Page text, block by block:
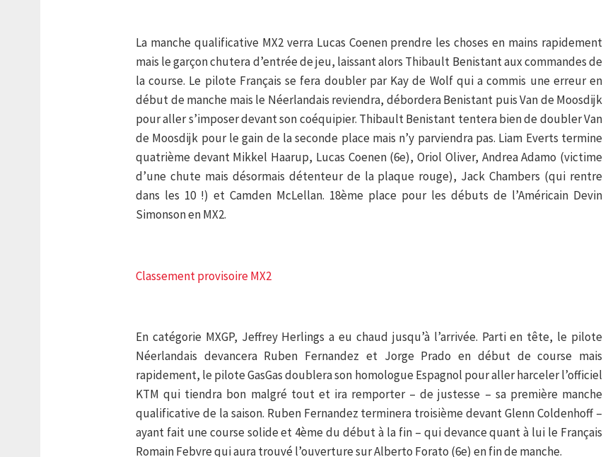
La manche qualificative MX2 verra Lucas Coenen prendre les choses en mains rapidement
mais le garçon chutera d’entrée de jeu, laissant alors Thibault Benistant aux commandes de
la course. Le pilote Français se fera doubler par Kay de Wolf qui a commis une erreur en
début de manche mais le Néerlandais reviendra, débordera Benistant puis Van de Moosdijk
pour aller s’imposer devant son coéquipier. Thibault Benistant tentera bien de doubler Van
de Moosdijk pour le gain de la seconde place mais n’y parviendra pas. Liam Everts termine
quatrième devant Mikkel Haarup, Lucas Coenen (6e), Oriol Oliver, Andrea Adamo (victime
d’une chute mais désormais détenteur de la plaque rouge), Jack Chambers (qui rentre
dans les 10 !) et Camden McLellan. 18ème place pour les débuts de l’Américain Devin
Simonson en MX2.
Classement provisoire MX2
En catégorie MXGP, Jeffrey Herlings a eu chaud jusqu’à l’arrivée. Parti en tête, le pilote
Néerlandais devancera Ruben Fernandez et Jorge Prado en début de course mais
rapidement, le pilote GasGas doublera son homologue Espagnol pour aller harceler l’officiel
KTM qui tiendra bon malgré tout et ira remporter – de justesse – sa première manche
qualificative de la saison. Ruben Fernandez terminera troisième devant Glenn Coldenhoff –
ayant fait une course solide et 4ème du début à la fin – qui devance quant à lui le Français
Romain Febvre qui aura trouvé l’ouverture sur Alberto Forato (6e) en fin de manche.